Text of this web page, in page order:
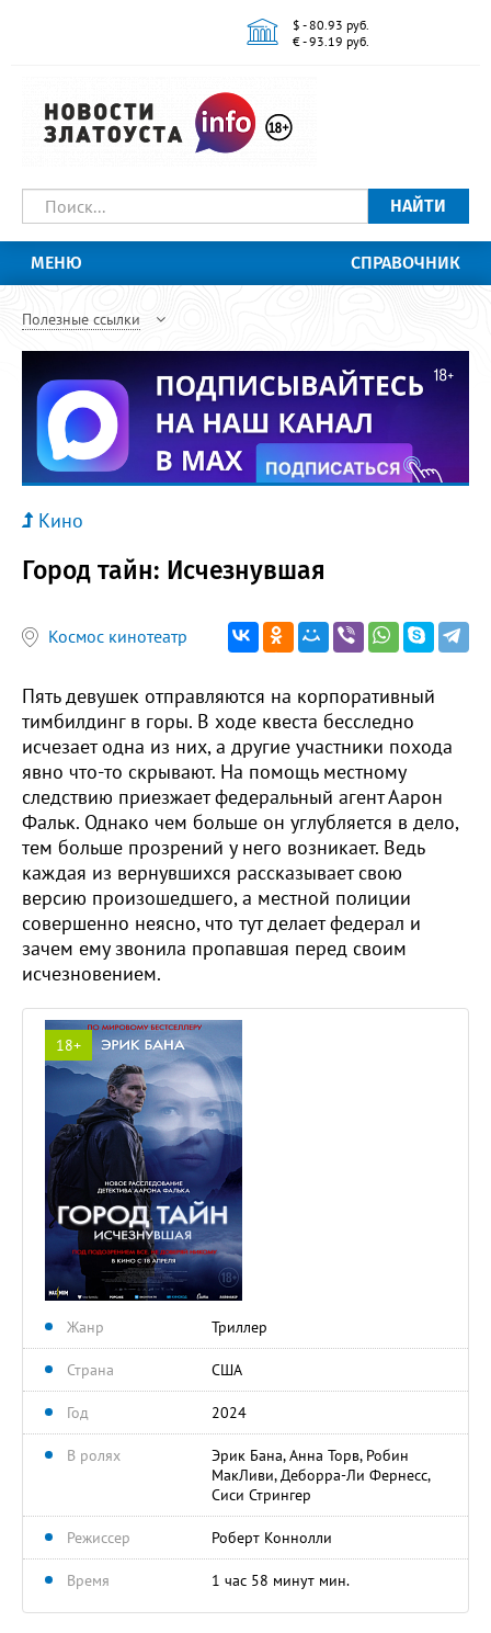
$ - 80.93 руб.
€ - 93.19 руб.
НАЙТИ
МЕНЮ СПРАВОЧНИК
Полезные ссылки
Кино
Город тайн: Исчезнувшая
Космос кинотеатр
Пять девушек отправляются на корпоративный
тимбилдинг в горы. В ходе квеста бесследно
исчезает одна из них, а другие участники похода
явно что-то скрывают. На помощь местному
следствию приезжает федеральный агент Аарон
Фальк. Однако чем больше он углубляется в дело,
тем больше прозрений у него возникает. Ведь
каждая из вернувшихся рассказывает свою
версию произошедшего, а местной полиции
совершенно неясно, что тут делает федерал и
зачем ему звонила пропавшая перед своим
исчезновением.
18+
Жанр Триллер
Страна США
Год 2024
В ролях
Эрик Бана, Анна Торв, Робин
МакЛиви, Деборра-Ли Фернесс,
Сиси Стрингер
Режиссер Роберт Коннолли
Время 1 час 58 минут мин.